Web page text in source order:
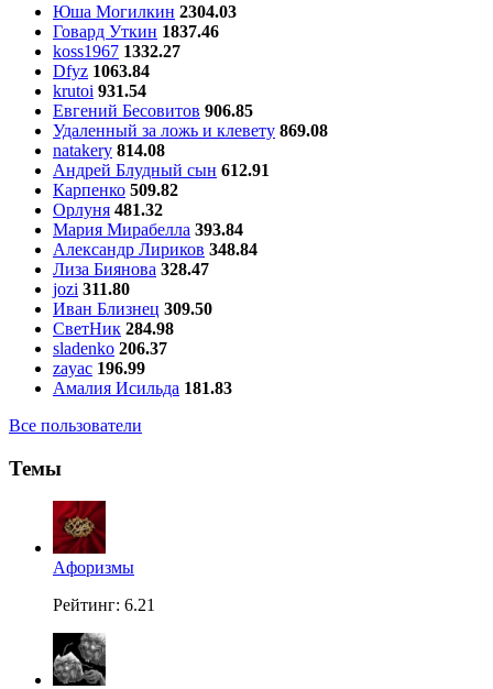
Юша Могилкин 2304.03
Говард Уткин 1837.46
koss1967 1332.27
Dfyz 1063.84
krutoi 931.54
Евгений Бесовитов 906.85
Удаленный за ложь и клевету 869.08
natakery 814.08
Андрей Блудный сын 612.91
Карпенко 509.82
Орлуня 481.32
Мария Мирабелла 393.84
Александр Лириков 348.84
Лиза Биянова 328.47
jozi 311.80
Иван Близнец 309.50
СветНик 284.98
sladenko 206.37
zayac 196.99
Амалия Исильда 181.83
Все пользователи
Темы
Aфоризмы
Рейтинг: 6.21